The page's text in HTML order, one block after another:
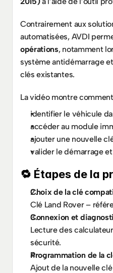
Contrairement aux
automatisées, AVDI
opérations, notamment
système antidémarrage
clés existantes.
La vidéo montre
identifier le véhicule
accéder au module
ajouter une nouvelle
valider le démarrage
🔁 Étapes de la
Choix de la clé
Clé Land Rover –
Connexion et
Lecture des
sécurité.
Programmation de la
Ajout de la nouvelle